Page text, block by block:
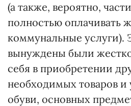
(а также, вероятно,
полностью оплачивать
коммунальные услуги).
вынуждены были
себя в приобретении
необходимых товаров и
обуви, основных